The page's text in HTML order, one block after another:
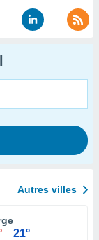
Autres villes
21°